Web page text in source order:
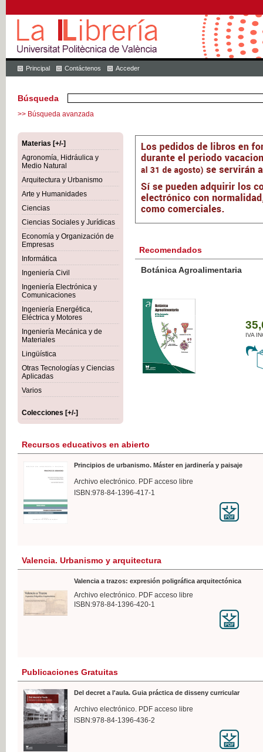
Principal Contáctenos Acceder
Búsqueda
>> Búsqueda avanzada
Materias [+/-]
Agronomía, Hidráulica y
Medio Natural
Arquitectura y Urbanismo
Arte y Humanidades
Ciencias
Ciencias Sociales y Jurídicas
Economía y Organización de
Empresas
Informática
Ingeniería Civil
Ingeniería Electrónica y
Comunicaciones
Ingeniería Energética,
Eléctrica y Motores
Ingeniería Mecánica y de
Materiales
Lingüística
Otras Tecnologías y Ciencias
Aplicadas
Varios
Colecciones [+/-]
Recomendados
Botánica Agroalimentaria
IVA
Recursos educativos en abierto
Principios de urbanismo. Máster en jardinería y paisaje
Archivo electrónico. PDF acceso libre
ISBN:978-84-1396-417-1
Valencia. Urbanismo y arquitectura
Valencia a trazos: expresión poligráfica arquitectónica
Archivo electrónico. PDF acceso libre
ISBN:978-84-1396-420-1
Publicaciones Gratuitas
Del decret a l'aula. Guia práctica de disseny curricular
Archivo electrónico. PDF acceso libre
ISBN:978-84-1396-436-2